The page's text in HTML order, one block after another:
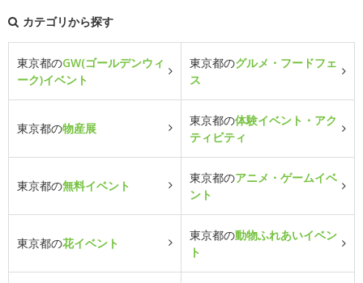
カテゴリから探す
東京都のGW(ゴールデンウィ
ーク)イベント
東京都のグルメ・フードフェ
ス
東京都の物産展
東京都の体験イベント・アク
ティビティ
東京都の無料イベント
東京都のアニメ・ゲームイベ
ント
東京都の花イベント
東京都の動物ふれあいイベン
ト